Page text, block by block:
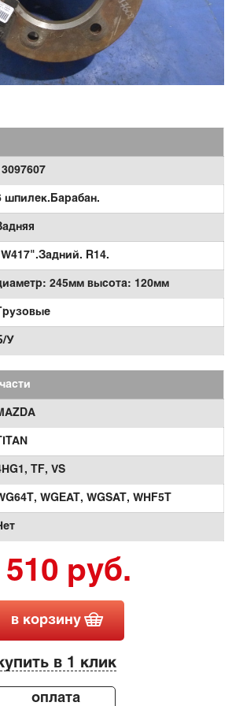
шпилек.Барабан.
R14.
245мм высота: 120мм
Грузовые
У
TITAN
TF, VS
WGEAT, WGSAT, WHF5T
510 руб.
в корзину
в 1 клик
оплата